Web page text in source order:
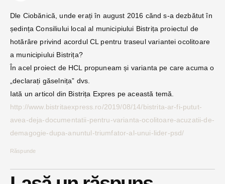
Dle Ciobănică, unde erați în august 2016 cănd s-a dezbătut în
ședința Consiliului local al municipiului Bistrița proiectul de
hotărâre privind acordul CL pentru traseul variantei ocolitoare
a municipiului Bistrița?
În acel proiect de HCL propuneam și varianta pe care acuma o
„declarați găselnița” dvs.
Iată un articol din Bistrița Expres pe această temă.
http://www.bistritaexpress.ro/2019/08/14/bistrita-ar-fi-putut-
avea-deja-documentatii-pentru-varianta-ocolitoare-acuzatii-de-
demagogie-dupa-anuntul-triumfator-al-unui-lider-psd/
Răspunde